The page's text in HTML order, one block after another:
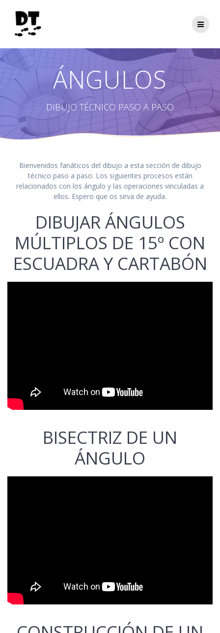
ÁNGULOS
DIBUJO TÉCNICO PASO A PASO
Bienvenidos fanáticos del dibujo a esta sección de dibujo
técnico paso a paso. Los siguientes procesos están
relacionados con los ángulo y las operaciones vinculadas a
ellos. Espero que os sirva de ayuda.
DIBUJAR ÁNGULOS
MÚLTIPLOS DE 15º CON
ESCUADRA Y CARTABÓN
BISECTRIZ DE UN
ÁNGULO